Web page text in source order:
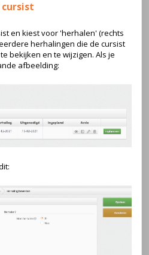
en kiest voor 'herhalen' (rechts
herhalingen die de cursist
bekijken en te wijzigen. Als je
afbeelding: